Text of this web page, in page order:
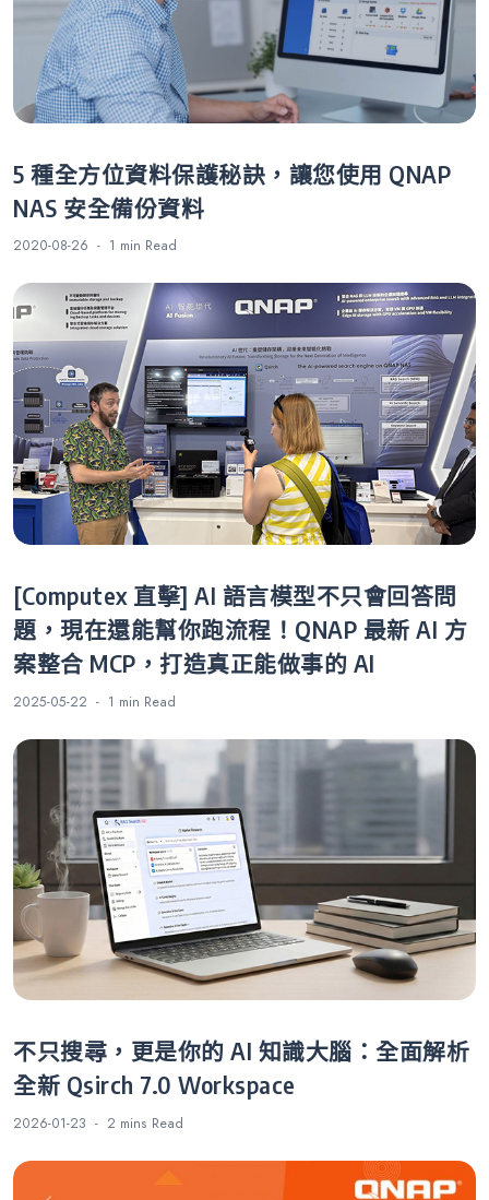
5 種全方位資料保護秘訣，讓您使用 QNAP
NAS 安全備份資料
2020-08-26 1 min Read
[Computex 直擊] AI 語言模型不只會回答問
題，現在還能幫你跑流程！QNAP 最新 AI 方
案整合 MCP，打造真正能做事的 AI
2025-05-22 1 min Read
不只搜尋，更是你的 AI 知識大腦：全面解析
全新 Qsirch 7.0 Workspace
2026-01-23 2 mins Read